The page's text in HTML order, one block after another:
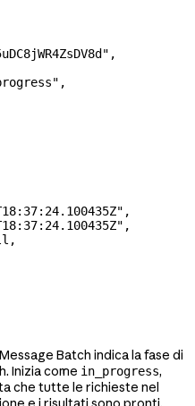
,
,
,
,
,
Batch indica la fase di
Inizia come in_progress,
che tutte le richieste nel